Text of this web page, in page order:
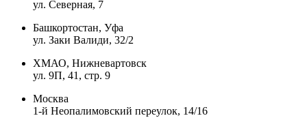
ул. Северная, 7
Башкортостан, Уфа
ул. Заки Валиди, 32/2
ХМАО, Нижневартовск
ул. 9П, 41, стр. 9
Москва
1-й Неопалимовский переулок, 14/16